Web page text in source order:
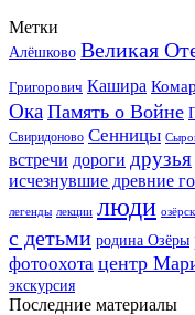
Метки
Алёшково Великая
Григорович Кашира
Ока Память о Войне
Свиридоново Сенницы
встречи дороги друзья
исчезнувшие древние
легенды лекции люди
с детьми родина Озёры
фотоохота центр
экскурсия
Последние материалы